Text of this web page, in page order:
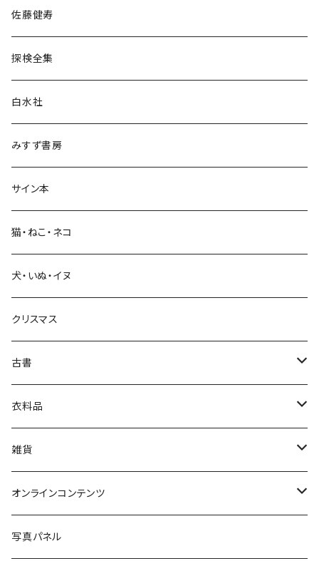
民族・風習
言語・ことば
生活・暮らし
芸術・絵画・写真
絵本・児童書
娯楽・エンターテインメント
佐藤健寿
探検全集
白水社
みすず書房
サイン本
猫・ねこ・ネコ
犬・いぬ・イヌ
クリスマス
古書
古書セット
美術
衣料品
POLEWARDS
Tシャツ
雑貨
バッグ
ブックカバー
オンラインコンテンツ
冒険クロストーク
写真パネル